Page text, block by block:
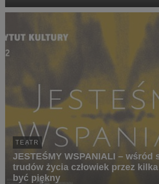
TEATR
JESTEŚMY WSPANIALI – wśród
trudów życia człowiek przez
być piękny